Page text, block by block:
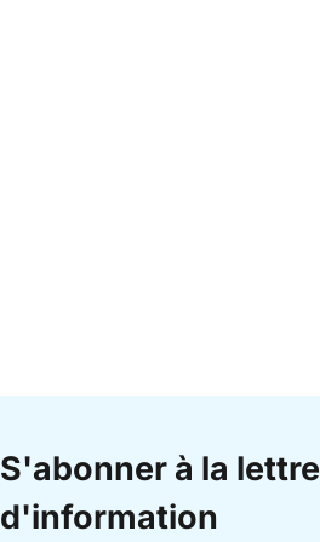
S'abonner à la lettre
d'information